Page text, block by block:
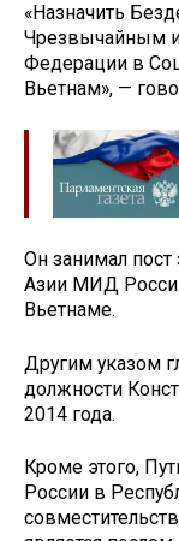
«Назначить
Чрезвычайным
Федерации в
Вьетнам», —
Он занимал пост
Азии МИД
Вьетнаме.
Другим указом
должности
2014 года.
Кроме этого,
России в